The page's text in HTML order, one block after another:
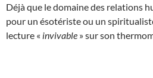
Déjà que le domaine des relations
pour un ésotériste ou un
lecture « invivable » sur son